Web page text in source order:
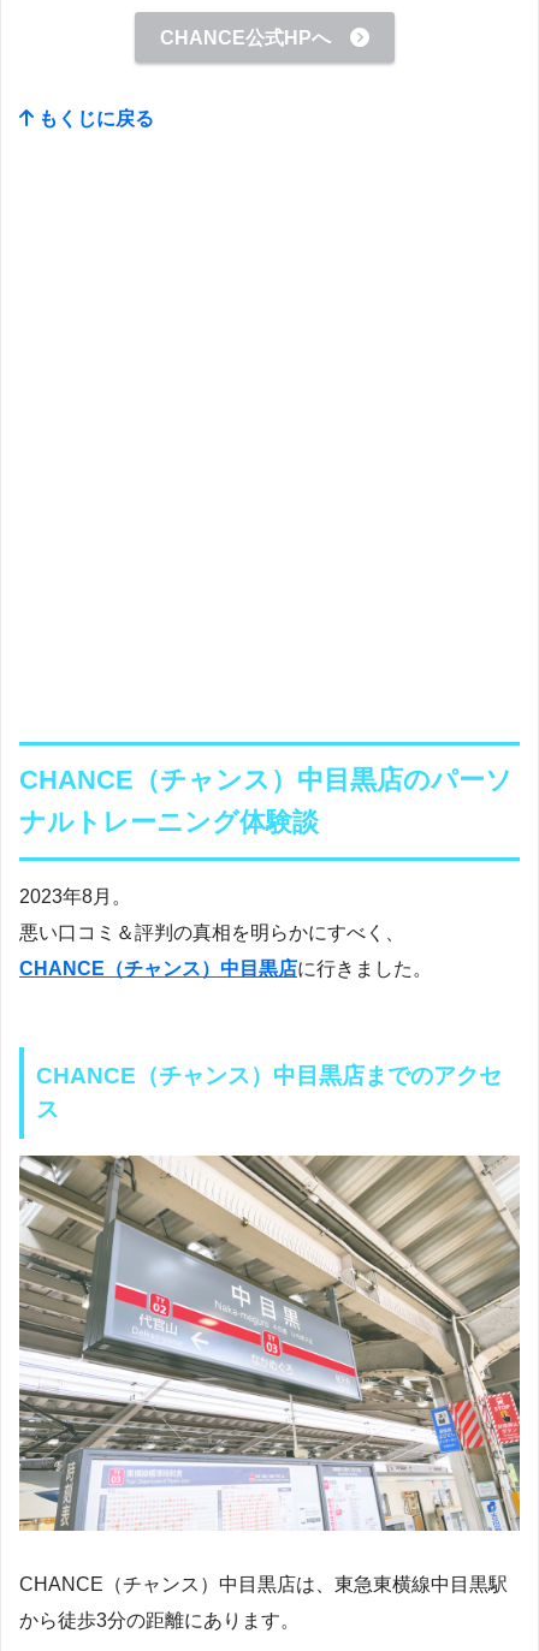
CHANCE公式HPへ
もくじに戻る
CHANCE（チャンス）中目黒店のパーソ
ナルトレーニング体験談
2023年8月。
悪い口コミ＆評判の真相を明らかにすべく、
CHANCE（チャンス）中目黒店に行きました。
CHANCE（チャンス）中目黒店までのアクセ
ス
CHANCE（チャンス）中目黒店は、東急東横線中目黒駅
から徒歩3分の距離にあります。